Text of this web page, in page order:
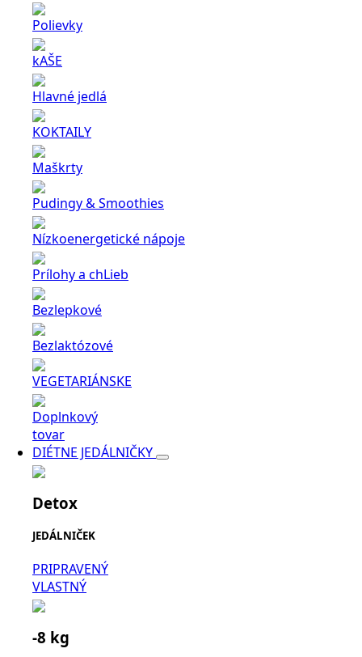
Polievky
kAŠE
Hlavné jedlá
KOKTAILY
Maškrty
Pudingy & Smoothies
Nízkoenergetické nápoje
Prílohy a chLieb
Bezlepkové
Bezlaktózové
VEGETARIÁNSKE
Doplnkový
tovar
DIÉTNE JEDÁLNIČKY
Detox
JEDÁLNIČEK
PRIPRAVENÝ
VLASTNÝ
-8 kg